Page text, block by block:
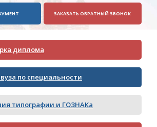
ЗАКАЗАТЬ ОБРАТНЫЙ ЗВОНОК
диплома
по специальности
типографии и ГОЗНАКа